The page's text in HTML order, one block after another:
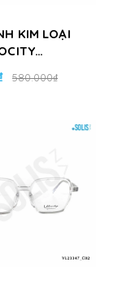
KIM LOẠI
580.000₫